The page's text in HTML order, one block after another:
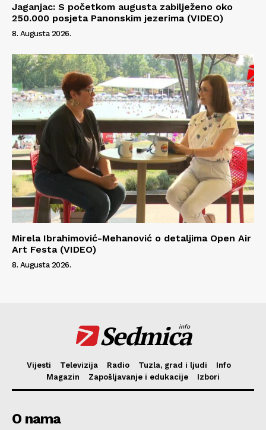
Jaganjac: S početkom augusta zabilježeno oko
250.000 posjeta Panonskim jezerima (VIDEO)
8. Augusta 2026.
Mirela Ibrahimović-Mehanović o detaljima Open Air
Art Festa (VIDEO)
8. Augusta 2026.
Sedmica
info
Vijesti Televizija Radio Tuzla, grad i ljudi
Info
Magazin
Zapošljavanje i edukacije Izbori
O nama